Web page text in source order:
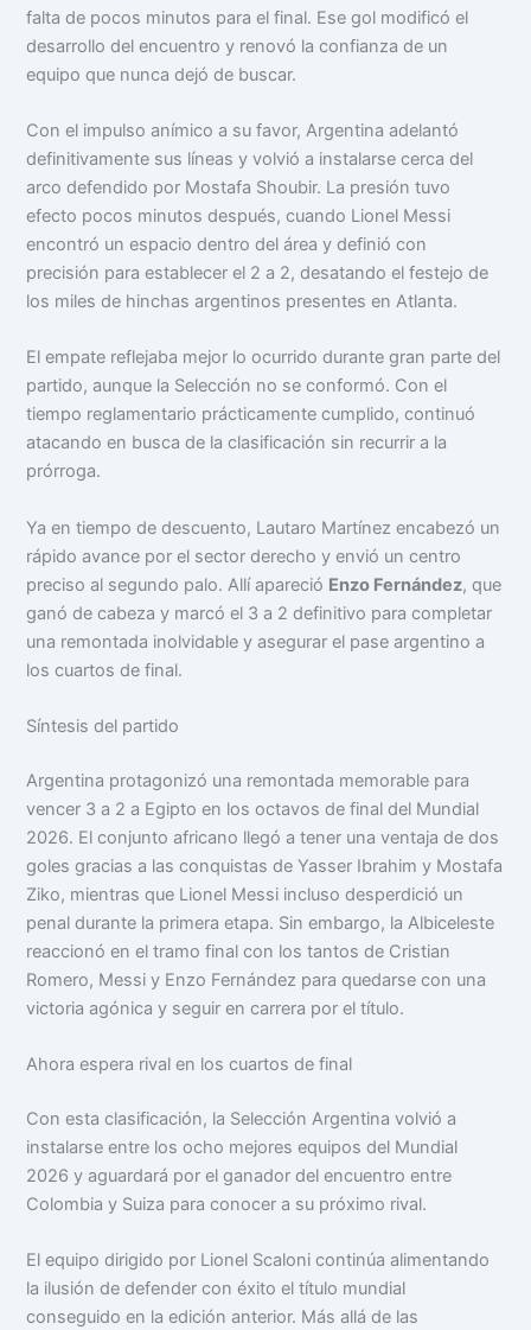
falta de pocos minutos para el final. Ese gol modificó el
desarrollo del encuentro y renovó la confianza de un
equipo que nunca dejó de buscar.
Con el impulso anímico a su favor, Argentina adelantó
definitivamente sus líneas y volvió a instalarse cerca del
arco defendido por Mostafa Shoubir. La presión tuvo
efecto pocos minutos después, cuando Lionel Messi
encontró un espacio dentro del área y definió con
precisión para establecer el 2 a 2, desatando el festejo de
los miles de hinchas argentinos presentes en Atlanta.
El empate reflejaba mejor lo ocurrido durante gran parte del
partido, aunque la Selección no se conformó. Con el
tiempo reglamentario prácticamente cumplido, continuó
atacando en busca de la clasificación sin recurrir a la
prórroga.
Ya en tiempo de descuento, Lautaro Martínez encabezó un
rápido avance por el sector derecho y envió un centro
preciso al segundo palo. Allí apareció Enzo Fernández, que
ganó de cabeza y marcó el 3 a 2 definitivo para completar
una remontada inolvidable y asegurar el pase argentino a
los cuartos de final.
Síntesis del partido
Argentina protagonizó una remontada memorable para
vencer 3 a 2 a Egipto en los octavos de final del Mundial
2026. El conjunto africano llegó a tener una ventaja de dos
goles gracias a las conquistas de Yasser Ibrahim y Mostafa
Ziko, mientras que Lionel Messi incluso desperdició un
penal durante la primera etapa. Sin embargo, la Albiceleste
reaccionó en el tramo final con los tantos de Cristian
Romero, Messi y Enzo Fernández para quedarse con una
victoria agónica y seguir en carrera por el título.
Ahora espera rival en los cuartos de final
Con esta clasificación, la Selección Argentina volvió a
instalarse entre los ocho mejores equipos del Mundial
2026 y aguardará por el ganador del encuentro entre
Colombia y Suiza para conocer a su próximo rival.
El equipo dirigido por Lionel Scaloni continúa alimentando
la ilusión de defender con éxito el título mundial
conseguido en la edición anterior. Más allá de las